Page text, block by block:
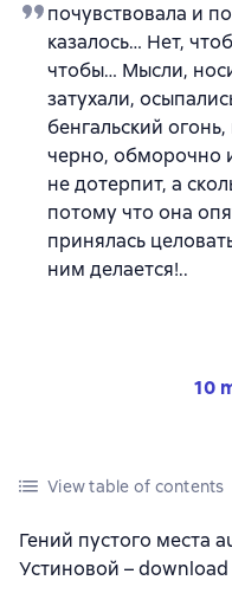
почувствовала и
казалось… Нет,
чтобы… Мысли,
затухали,
бенгальский
черно, обморочно
не дотерпит, а
потому что она
принялась
ним делается!..
10
View table of contents
Гений пустого места
Устиновой –